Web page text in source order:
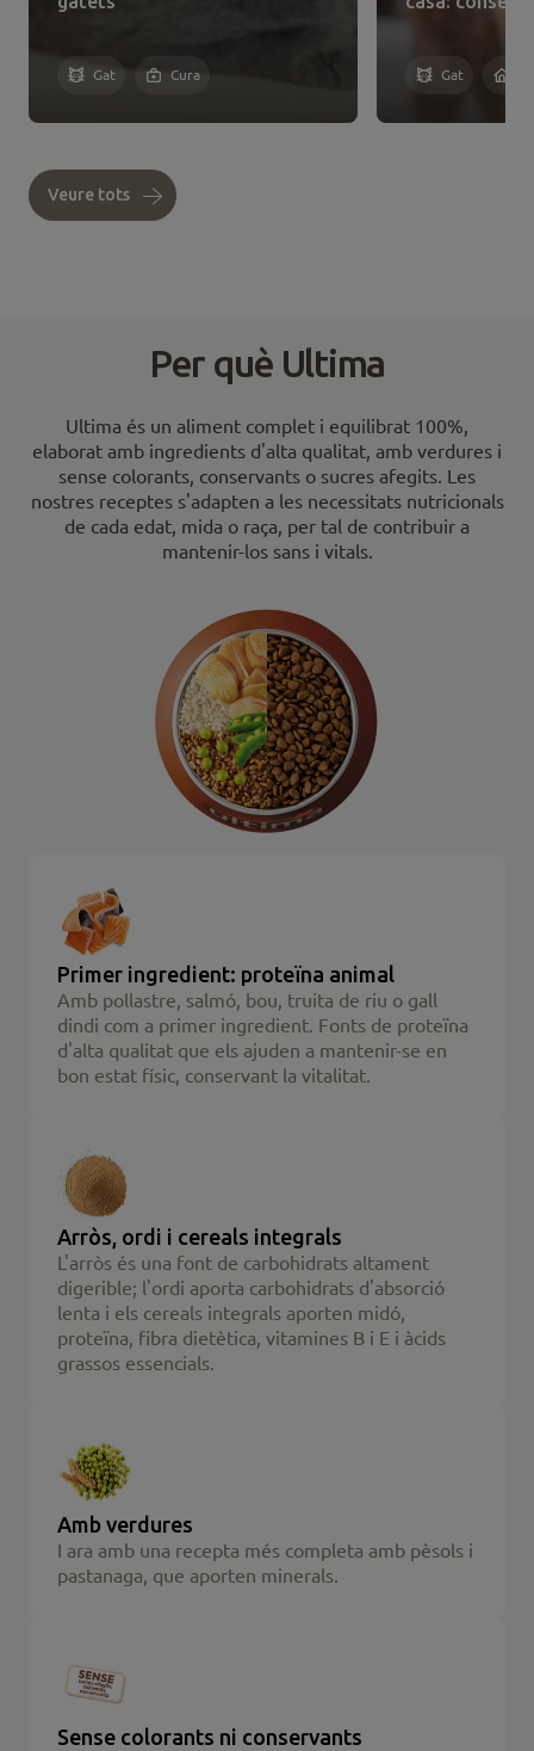
Gat Cura Gat
Veure tots
Per què Ultima
Ultima és un aliment complet i equilibrat 100%,
elaborat amb ingredients d'alta qualitat, amb verdures i
sense colorants, conservants o sucres afegits. Les
nostres receptes s'adapten a les necessitats nutricionals
de cada edat, mida o raça, per tal de contribuir a
mantenir-los sans i vitals.
Primer ingredient: proteïna animal
Amb pollastre, salmó, bou, truita de riu o gall
dindi com a primer ingredient. Fonts de proteïna
d'alta qualitat que els ajuden a mantenir-se en
bon estat físic, conservant la vitalitat.
Arròs, ordi i cereals integrals
L'arròs és una font de carbohidrats altament
digerible; l'ordi aporta carbohidrats d'absorció
lenta i els cereals integrals aporten midó,
proteïna, fibra dietètica, vitamines B i E i àcids
grassos essencials.
Amb verdures
I ara amb una recepta més completa amb pèsols i
pastanaga, que aporten minerals.
Sense colorants ni conservants